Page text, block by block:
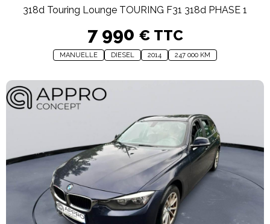
318d Touring Lounge TOURING F31 318d PHASE 1
7 990 € TTC
MANUELLE DIESEL 2014 247 000 KM